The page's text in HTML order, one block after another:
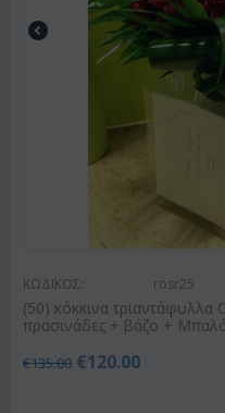
ΚΩΔΙΚΟΣ: rosr25
(50) κόκκινα τριαντάφυλλα
πρασινάδες + βάζο +
€135.00 €120.00